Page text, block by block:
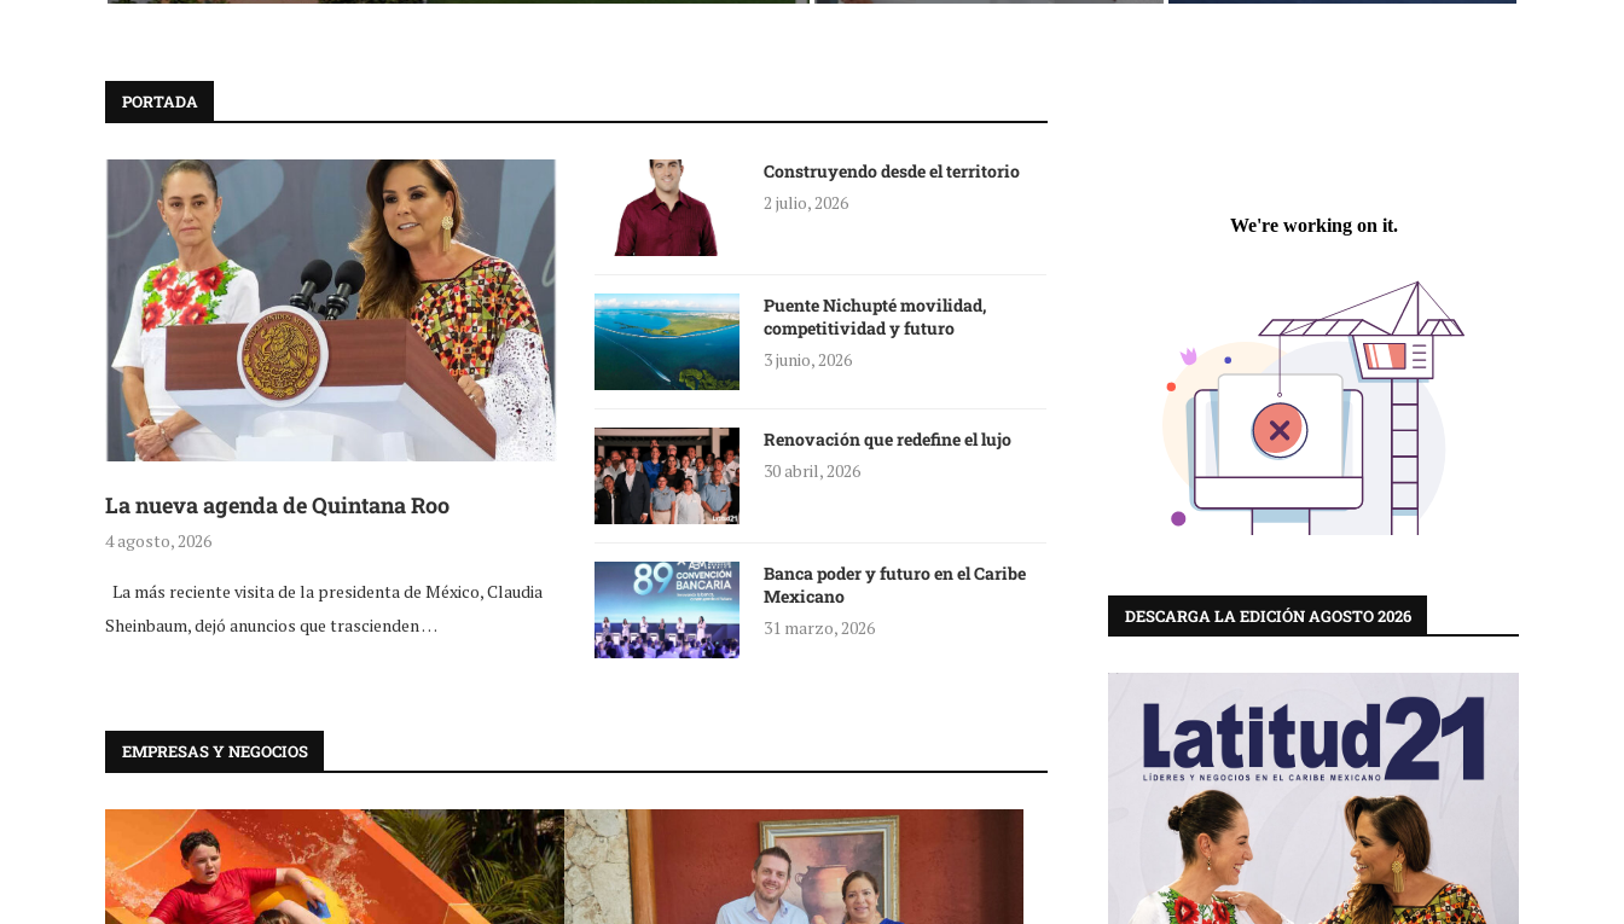
PORTADA
La nueva agenda de Quintana Roo
4 agosto, 2026
La más reciente visita de la presidenta de México, Claudia
Sheinbaum, dejó anuncios que trascienden …
Construyendo desde el territorio
2 julio, 2026
Puente Nichupté movilidad,
competitividad y futuro
3 junio, 2026
Renovación que redefine el lujo
30 abril, 2026
Banca poder y futuro en el Caribe
Mexicano
31 marzo, 2026
EMPRESAS Y NEGOCIOS
DESCARGA LA EDICIÓN AGOSTO 2026